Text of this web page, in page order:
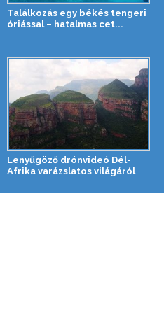
Találkozás egy békés tengeri
óriással – hatalmas cet...
Lenyűgöző drónvideó Dél-
Afrika varázslatos világáról